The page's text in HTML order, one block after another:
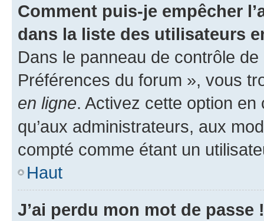
Comment puis-je empêcher
dans la liste des utilisateurs
Dans le panneau de contrôle
Préférences du forum », vous
en ligne. Activez cette option
qu’aux administrateurs, aux
compté comme étant un
Haut
J’ai perdu mon mot de passe !